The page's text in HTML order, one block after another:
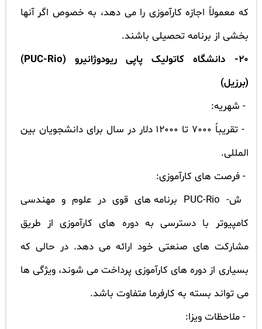
که معمولاً اجازه کارآموزی را می دهد، به خصوص اگر آنها
بخشی از برنامه تحصیلی باشند.
20- دانشگاه کاتولیک پاپی ریودوژانیرو (
PUC-Rio
)
(برزیل)
- شهریه:
- تقریباً 7000 تا 12000 دلار در سال برای دانشجویان بین
المللی.
- فرصت های کارآموزی:
ش- PUC-Rio برنامه های قوی در علوم و مهندسی
کامپیوتر با دسترسی به دوره های کارآموزی از طریق
مشارکت های صنعتی خود ارائه می دهد. در حالی که
بسیاری از دوره های کارآموزی پرداخت می شوند، ویژگی ها
می تواند بسته به کارفرما متفاوت باشد.
- ملاحظات ویزا: